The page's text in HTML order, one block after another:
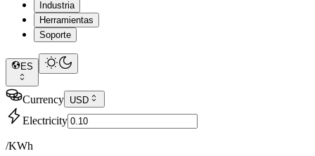
Industria
Herramientas
Soporte
ES
Currency USD
Electricity
/KWh